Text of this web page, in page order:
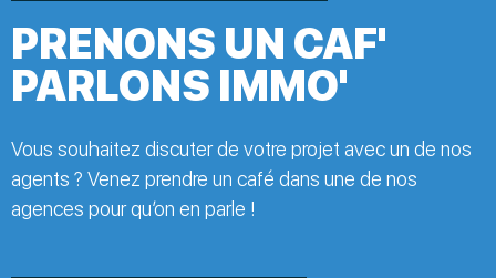
PRENONS UN CAF'
PARLONS IMMO'
Vous souhaitez discuter de votre projet avec un de nos
agents ? Venez prendre un café dans une de nos
agences pour qu’on en parle !